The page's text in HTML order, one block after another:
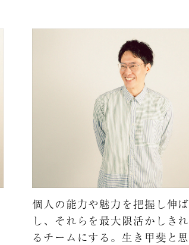
個人の能力や魅力を把握し伸ば
し、それらを最大限活かしきれ
るチームにする。生き甲斐と思